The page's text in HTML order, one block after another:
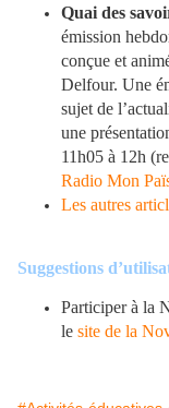
Quai des
émission
conçue et
Delfour. Une
sujet de
une
11h05 à 12h
Radio Mon
Les autres
Suggestions
Participer à la
le site de la